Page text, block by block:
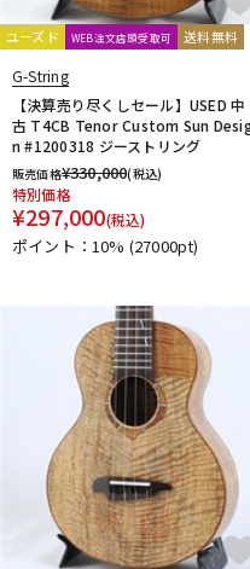
ユーズド WEB注文店頭受取可 送料無料
G-String
【決算売り尽くしセール】USED 中
古 T4CB Tenor Custom Sun
n #1200318 ジーストリング
販売価格¥330,000(税込)
特別価格
¥297,000(税込)
ポイント：10% (27000pt)